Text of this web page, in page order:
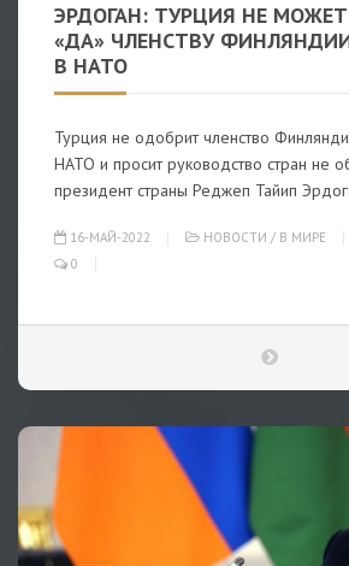
ЭРДОГАН: ТУРЦИЯ НЕ
«ДА» ЧЛЕНСТВУ
В НАТО
Турция не одобрит членство
НАТО и просит руководство стран не
президент страны Реджеп Тайип
16-МАЙ-2022 НОВОСТИ / В МИРЕ
0